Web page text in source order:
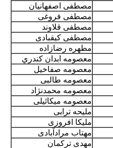
مصطفی اصفهانیان
مصطفی فروغی
مصطفی قلاوند
مصطفی کیقبادی
مطهره رضازاده
معصومه ابدان كندري
معصومه صفاخیل
معصومه طالبی
معصومه محمدنژاد
معصومه میکائیلی
ملیحه ترابی
ملیکا افروزی
مهتاب مرادآبادی
مهدی ترکمان